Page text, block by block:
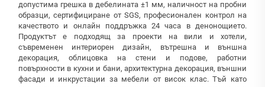
допустима грешка в дебелината ±1 мм, наличност на пробни
образци, сертифициране от SGS, професионален контрол на
качеството и онлайн поддръжка 24 часа в денонощието.
Продуктът е подходящ за проекти на вили и хотели,
съвременен интериорен дизайн, вътрешна и външна
декорация, облицовка на стени и подове, работни
повърхности в кухни и бани, архитектурна декорация, външни
фасади и инкрустации за мебели от висок клас. Тъй като